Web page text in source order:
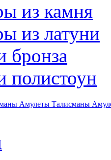
из камня
из латуни
бронза
полистоун
Талисманы